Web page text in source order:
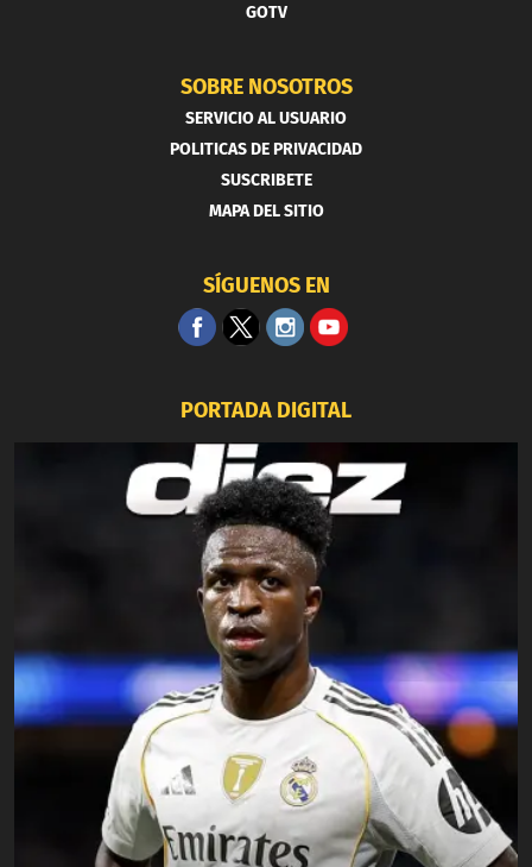
GOTV
SOBRE NOSOTROS
SERVICIO AL USUARIO
POLITICAS DE PRIVACIDAD
SUSCRIBETE
MAPA DEL SITIO
SÍGUENOS EN
PORTADA DIGITAL